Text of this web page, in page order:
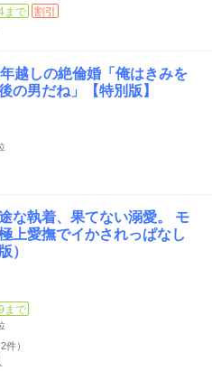
まで 割引
越しの絶倫婚「俺はきみを
の男だね」【特別版】
な執着、果てない溺愛。 モ
上愛撫でイかされっぱなし
）
まで
2件）